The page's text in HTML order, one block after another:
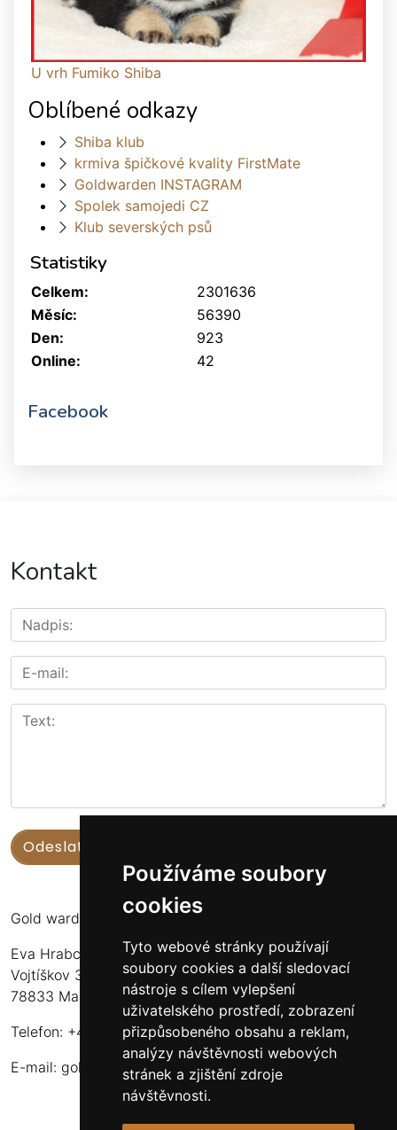
Používáme soubory
cookies
Tyto webové stránky používají
soubory cookies a další sledovací
nástroje s cílem vylepšení
uživatelského prostředí, zobrazení
přizpůsobeného obsahu a reklam,
analýzy návštěvnosti webových
stránek a zjištění zdroje
návštěvnosti.
U vrh Fumiko Shiba
Oblíbené odkazy
Shiba klub
krmiva špičkové kvality FirstMate
Goldwarden INSTAGRAM
Spolek samojedi CZ
Klub severských psů
Statistiky
Online: 42
Celkem:
2301636
Měsíc:
56390
Den:
923
Facebook
Kontakt
Gold warden
Eva Hrabcová
Vojtíškov 3
78833 Malá Morava
Telefon: +420 777 549 171
E-mail: goldwarden@gmail.com